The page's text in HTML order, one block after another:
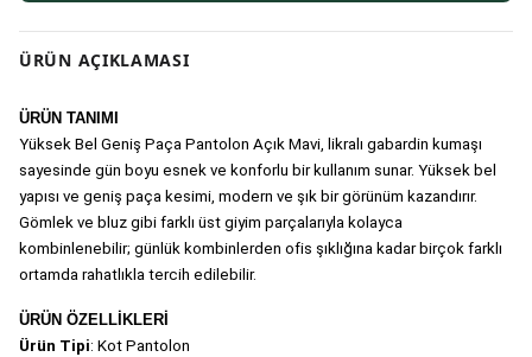
ÜRÜN AÇIKLAMASI
ÜRÜN TANIMI
Yüksek Bel Geniş Paça Pantolon Açık Mavi, likralı gabardin kumaşı
sayesinde gün boyu esnek ve konforlu bir kullanım sunar. Yüksek bel
yapısı ve geniş paça kesimi, modern ve şık bir görünüm kazandırır.
Gömlek ve bluz gibi farklı üst giyim parçalarıyla kolayca
kombinlenebilir; günlük kombinlerden ofis şıklığına kadar birçok farklı
ortamda rahatlıkla tercih edilebilir.
ÜRÜN ÖZELLİKLERİ
Ürün Tipi: Kot Pantolon